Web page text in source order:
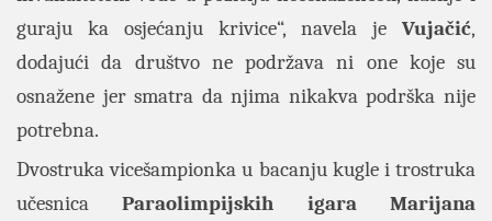
guraju ka osjećanju krivice“, navela je Vujačić,
dodajući da društvo ne podržava ni one koje su
osnažene jer smatra da njima nikakva podrška nije
potrebna.
Dvostruka vicešampionka u bacanju kugle i trostruka
učesnicaParaolimpijskih igara Marijana